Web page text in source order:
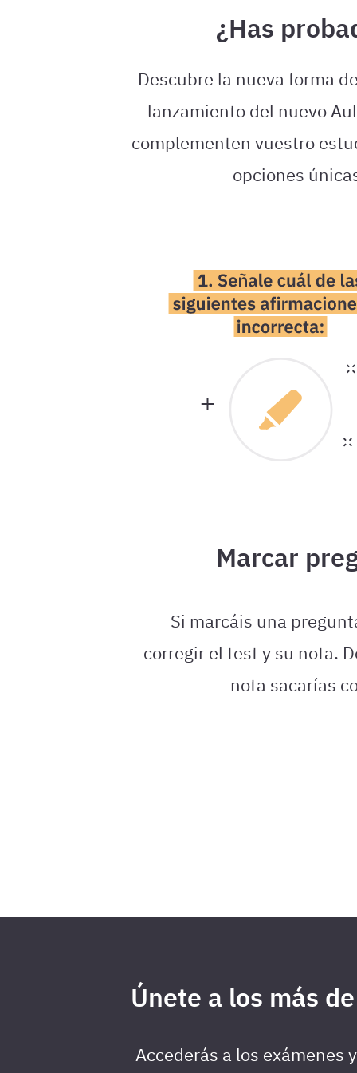
¿Has
Descubre la nueva forma
lanzamiento del nuevo
complementen vuestro
opciones
Marcar
Si marcáis una
corregir el test y su nota.
nota sacarías
Únete a los más
Accederás a los exámenes